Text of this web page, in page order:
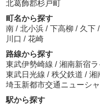
北葛飾郡杉戸町
町名から探す
南 / 北小浜 / 下高柳 / 久下 /
川口 / 花崎
路線から探す
東武伊勢崎線 / 湘南新宿
東武日光線 / 秩父鉄道 / 湘
埼玉新都市交通ニューシ
駅から探す